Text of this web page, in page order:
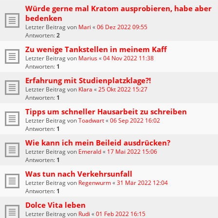
Würde gerne mal Kratom ausprobieren, habe aber
bedenken
Letzter Beitrag von Mari «06 Dez 2022 09:55
Antworten:2
Zu wenige Tankstellen in meinem Kaff
Letzter Beitrag von Marius«04 Nov 2022 11:38
Antworten: 1
Erfahrung mit Studienplatzklage?!
Letzter Beitrag von Klara «25 Okt 2022 15:27
Antworten: 1
Tipps um schneller Hausarbeit zu schreiben
Letzter Beitrag vonToadwart«06 Sep 2022 16:02
Antworten: 1
Wie kann ich mein Beileid ausdrücken?
Letzter Beitrag von Emerald« 17 Mai 2022 15:06
Antworten: 1
Was tun nach Verkehrsunfall
Letzter Beitrag von Regenwurm«31 Mär 2022 12:04
Antworten: 1
Dolce Vita leben
Letzter Beitrag von Rudi «01 Feb 2022 16:15